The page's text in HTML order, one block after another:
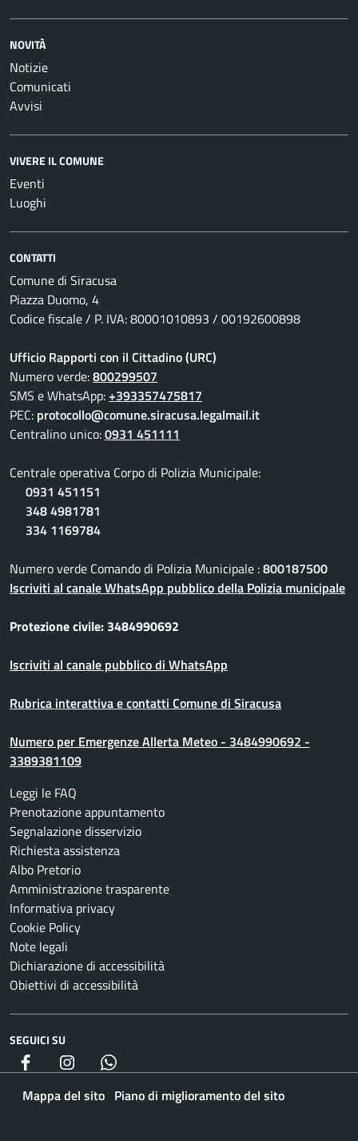
NOVITÀ
Notizie
Comunicati
Avvisi
VIVERE IL COMUNE
Eventi
Luoghi
CONTATTI
Comune di Siracusa
Piazza Duomo, 4
Codice fiscale / P. IVA: 80001010893 / 00192600898
Ufficio Rapporti con il Cittadino (URC)
Numero verde:800299507
SMS e WhatsApp:+393357475817
PEC: protocollo@comune.siracusa.legalmail.it
Centralino unico:0931 451111
Centrale operativa Corpo di Polizia Municipale:
0931 451151
348 4981781
334 1169784
Numero verde Comando di Polizia Municipale :800187500
Iscriviti al canale WhatsApp pubblico della Polizia municipale
Protezione civile: 3484990692
Iscriviti al canale pubblico di WhatsApp
Rubrica interattiva e contatti Comune di Siracusa
Numero per Emergenze Allerta Meteo - 3484990692 -
3389381109
Leggi le FAQ
Prenotazione appuntamento
Segnalazione disservizio
Richiesta assistenza
Albo Pretorio
Amministrazione trasparente
Informativa privacy
Cookie Policy
Note legali
Dichiarazione di accessibilità
Obiettivi di accessibilità
SEGUICI SU
Facebook Instagram
Mappa del sito Piano di miglioramento del sito